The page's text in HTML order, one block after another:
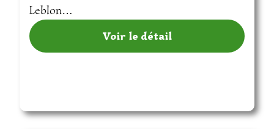
Leblon…
Voir le détail